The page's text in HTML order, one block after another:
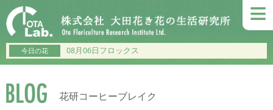
≡
今日の花 08月06日フロックス
花研コーヒーブレイク